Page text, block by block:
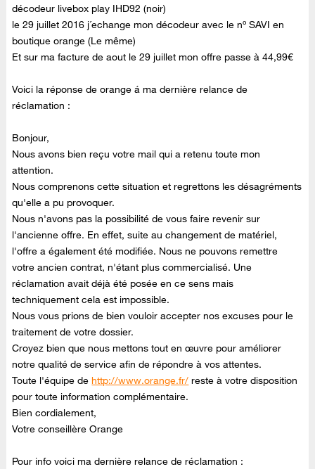
décodeur livebox play IHD92 (noir)
le 29 juillet 2016 j´echange mon décodeur avec le nº SAVI en
boutique orange (Le même)
Et sur ma facture de aout le 29 juillet mon offre passe à 44,99€
Voici la réponse de orange á ma dernière relance de
réclamation :
Bonjour,
Nous avons bien reçu votre mail qui a retenu toute mon
attention.
Nous comprenons cette situation et regrettons les désagréments
qu'elle a pu provoquer.
Nous n'avons pas la possibilité de vous faire revenir sur
l'ancienne offre. En effet, suite au changement de matériel,
l'offre a également été modifiée. Nous ne pouvons remettre
votre ancien contrat, n'étant plus commercialisé. Une
réclamation avait déjà été posée en ce sens mais
techniquement cela est impossible.
Nous vous prions de bien vouloir accepter nos excuses pour le
traitement de votre dossier.
Croyez bien que nous mettons tout en œuvre pour améliorer
notre qualité de service afin de répondre à vos attentes.
Toute l'équipe dehttp://www.orange.fr/ reste à votre disposition
pour toute information complémentaire.
Bien cordialement,
Votre conseillère Orange
Pour info voici ma dernière relance de réclamation :